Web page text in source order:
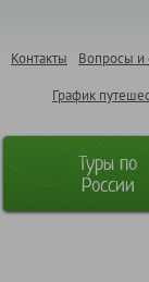
Вопросы и
Контакты
График
Туры по
России